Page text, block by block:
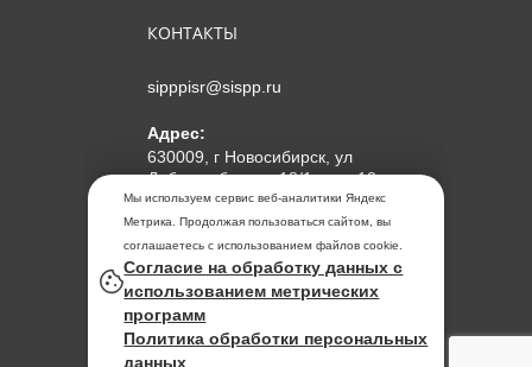
Мы используем сервис веб-аналитики Яндекс
Метрика. Продолжая пользоваться сайтом, вы
соглашаетесь с использованием файлов cookie.
Согласие на обработку данных с
использованием метрических
программ
Политика обработки персональных
данных
КОНТАКТЫ
sipppisr@sispp.ru
Адрес:
630009, г Новосибирск, ул
Добролюбова, д 18/1, пом 12
АНО ДПО "МИПКП"
ИНН5405963859
ОГРН 1155476104354
Политика обработки
персональных данных